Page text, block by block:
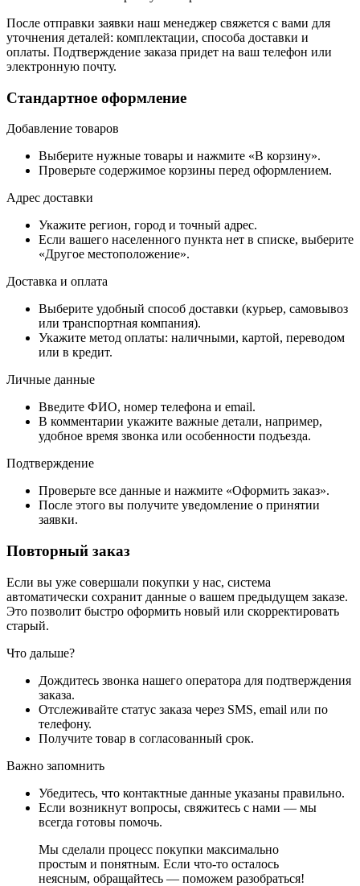
После отправки заявки наш менеджер свяжется с вами для
уточнения деталей: комплектации, способа доставки и
оплаты. Подтверждение заказа придет на ваш телефон или
электронную почту.
Стандартное оформление
Добавление товаров
Выберите нужные товары и нажмите «В корзину».
Проверьте содержимое корзины перед оформлением.
Адрес доставки
Укажите регион, город и точный адрес.
Если вашего населенного пункта нет в списке, выберите
«Другое местоположение».
Доставка и оплата
Выберите удобный способ доставки (курьер, самовывоз
или транспортная компания).
Укажите метод оплаты: наличными, картой, переводом
или в кредит.
Личные данные
Введите ФИО, номер телефона и email.
В комментарии укажите важные детали, например,
удобное время звонка или особенности подъезда.
Подтверждение
Проверьте все данные и нажмите «Оформить заказ».
После этого вы получите уведомление о принятии
заявки.
Повторный заказ
Если вы уже совершали покупки у нас, система
автоматически сохранит данные о вашем предыдущем заказе.
Это позволит быстро оформить новый или скорректировать
старый.
Что дальше?
Дождитесь звонка нашего оператора для подтверждения
заказа.
Отслеживайте статус заказа через SMS, email или по
телефону.
Получите товар в согласованный срок.
Важно запомнить
Убедитесь, что контактные данные указаны правильно.
Если возникнут вопросы, свяжитесь с нами — мы
всегда готовы помочь.
Мы сделали процесс покупки максимально
простым и понятным. Если что-то осталось
неясным, обращайтесь — поможем разобраться!